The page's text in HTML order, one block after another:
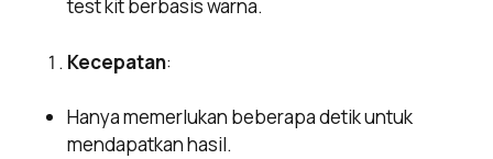
test kit berbasis warna.
Kecepatan:
Hanya memerlukan beberapa detik untuk
mendapatkan hasil.